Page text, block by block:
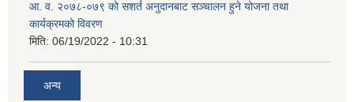
आ. व. २०७८-०७९ को सशर्त अनुदानबाट सञ्चालन हुने योजना तथा
कार्यक्रमको विवरण
मिति: 06/19/2022 - 10:31
अन्य